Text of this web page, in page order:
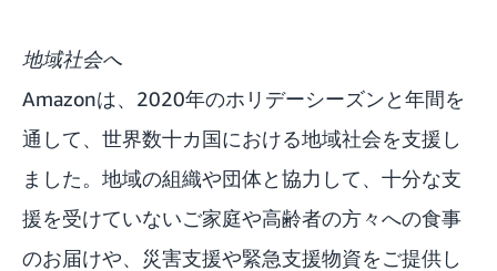
地域社会へ
Amazonは、2020年のホリデーシーズンと年間を
通して、世界数十カ国における地域社会を支援し
ました。地域の組織や団体と協力して、十分な支
援を受けていないご家庭や高齢者の方々への食事
のお届けや、災害支援や緊急支援物資をご提供し